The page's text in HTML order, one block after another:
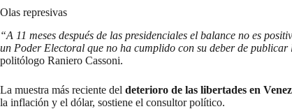
Olas represivas
“A 11 meses después de las presidenciales el balance no es
un Poder Electoral que no ha cumplido con su deber de publicar
politólogo Raniero Cassoni.
La muestra más reciente del deterioro de las libertades en
la inflación y el dólar, sostiene el consultor político.